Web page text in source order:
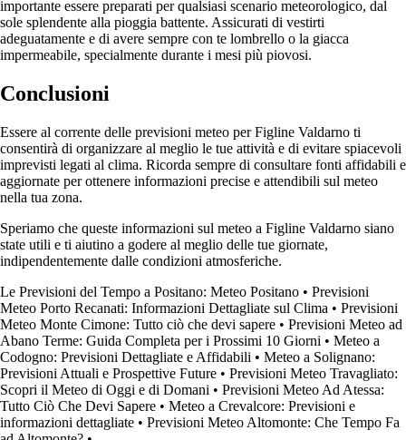
importante essere preparati per qualsiasi scenario meteorologico, dal
sole splendente alla pioggia battente. Assicurati di vestirti
adeguatamente e di avere sempre con te lombrello o la giacca
impermeabile, specialmente durante i mesi più piovosi.
Conclusioni
Essere al corrente delle previsioni meteo per Figline Valdarno ti
consentirà di organizzare al meglio le tue attività e di evitare spiacevoli
imprevisti legati al clima. Ricorda sempre di consultare fonti affidabili e
aggiornate per ottenere informazioni precise e attendibili sul meteo
nella tua zona.
Speriamo che queste informazioni sul meteo a Figline Valdarno siano
state utili e ti aiutino a godere al meglio delle tue giornate,
indipendentemente dalle condizioni atmosferiche.
Le Previsioni del Tempo a Positano: Meteo Positano • Previsioni
Meteo Porto Recanati: Informazioni Dettagliate sul Clima • Previsioni
Meteo Monte Cimone: Tutto ciò che devi sapere • Previsioni Meteo ad
Abano Terme: Guida Completa per i Prossimi 10 Giorni • Meteo a
Codogno: Previsioni Dettagliate e Affidabili • Meteo a Solignano:
Previsioni Attuali e Prospettive Future • Previsioni Meteo Travagliato:
Scopri il Meteo di Oggi e di Domani • Previsioni Meteo Ad Atessa:
Tutto Ciò Che Devi Sapere • Meteo a Crevalcore: Previsioni e
informazioni dettagliate • Previsioni Meteo Altomonte: Che Tempo Fa